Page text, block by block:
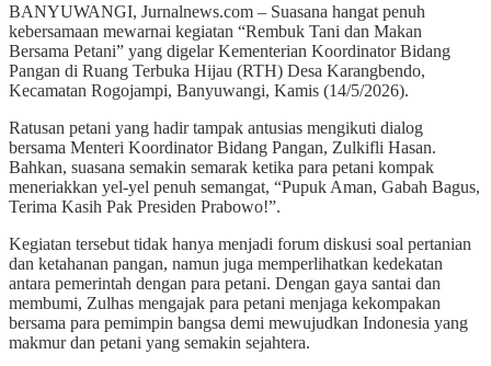
BANYUWANGI, Jurnalnews.com – Suasana hangat penuh
kebersamaan mewarnai kegiatan “Rembuk Tani dan Makan
Bersama Petani” yang digelar Kementerian Koordinator Bidang
Pangan di Ruang Terbuka Hijau (RTH) Desa Karangbendo,
Kecamatan Rogojampi, Banyuwangi, Kamis (14/5/2026).
Ratusan petani yang hadir tampak antusias mengikuti dialog
bersama Menteri Koordinator Bidang Pangan, Zulkifli Hasan.
Bahkan, suasana semakin semarak ketika para petani kompak
meneriakkan yel-yel penuh semangat, “Pupuk Aman, Gabah Bagus,
Terima Kasih Pak Presiden Prabowo!”.
Kegiatan tersebut tidak hanya menjadi forum diskusi soal pertanian
dan ketahanan pangan, namun juga memperlihatkan kedekatan
antara pemerintah dengan para petani. Dengan gaya santai dan
membumi, Zulhas mengajak para petani menjaga kekompakan
bersama para pemimpin bangsa demi mewujudkan Indonesia yang
makmur dan petani yang semakin sejahtera.